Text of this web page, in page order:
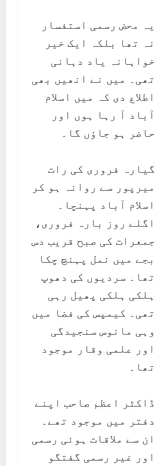
یہ محض رسمی استفسار
نہ تھا بلکہ ایک خیر
خواہانہ یاد دہانی
تھی۔ میں نے انھیں بھی
اطلاع دی کہ میں اسلام
آباد آ رہا ہوں اور
حاضر ہو جاؤں گا۔
گیارہ فروری کی رات
میرپور سے روانہ ہو کر
اسلام آباد پہنچا۔
اگلے روز بارہ فروری،
جمعرات کی صبح قریب دس
بجے میں نمل پہنچ چکا
تھا۔ سردیوں کی دھوپ
ہلکی ہلکی پھیل رہی
تھی۔ کیمپس کی فضا میں
وہی مانوس سنجیدگی
اور علمی وقار موجود
تھا۔
ڈاکٹر اعظم صاحب اپنے
دفتر میں موجود تھے۔
ان سے ملاقات ہوئی رسمی
اور غیر رسمی گفتگو